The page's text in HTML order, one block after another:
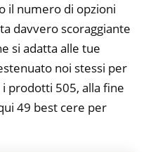
il numero di opzioni
davvero scoraggiante
si adatta alle tue
noi stessi per
prodotti 505, alla fine
49 best cere per